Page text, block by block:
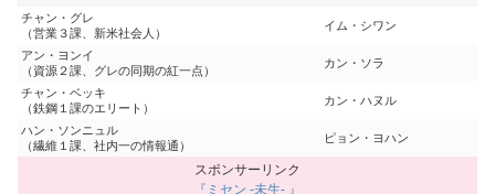
チャン・グレ
（営業３課、新米社会人）
イム・シワン
アン・ヨンイ
（資源２課、グレの同期の紅一点）
カン・ソラ
チャン・ベッキ
（鉄鋼１課のエリート）
カン・ハヌル
ハン・ソンニュル
（繊維１課、社内一の情報通）
ピョン・ヨハン
『ミセン -未生- 』